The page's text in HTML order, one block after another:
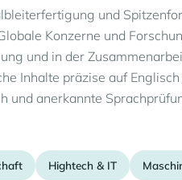
und
Konzerne und
und in der
Inhalte präzise auf
und anerkannte
Hightech & IT